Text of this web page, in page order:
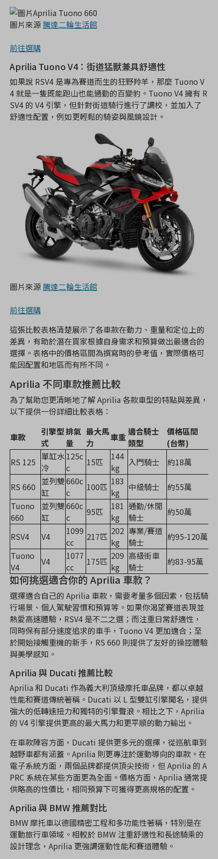
圖片來源 騰達二輪生活館
前往選購
Aprilia Tuono V4：街道猛獸兼具舒適性
如果說 RSV4 是專為賽道而生的狂野羚羊，那麼 Tuono V
4 就是一隻既能跑山也能通勤的百變豹。Tuono V4 擁有 R
SV4 的 V4 引擎，但針對街道騎行進行了調校，並加入了
舒適性配置，例如更輕鬆的騎姿與風鏡設計。
圖片來源 騰達二輪生活館
前往選購
這張比較表格清楚展示了各車款在動力、重量和定位上的
差異，有助於潛在買家根據自身需求和預算做出最適合的
選擇。表格中的價格區間為撰寫時的參考值，實際價格可
能因配置和地區而有所不同。
Aprilia 不同車款推薦比較
為了幫助您更清晰地了解 Aprilia 各款車型的特點與差異，
以下提供一份詳細比較表格：
車款
引擎型
式
排氣
量
最大馬
力
車重適合騎士
類型
價格區間
(台幣)
RS 125 單缸水
冷
125c
c
15匹
144
kg
入門騎士 約18萬
RS 660 並列雙
缸
660c
c
100匹 183
kg
中級騎士
約55萬
Tuono
660
並列雙
缸
660c
c
95匹
181
kg
通勤/休閒
騎士
約50萬
RSV4 V4
1099
cc
217匹 202
kg
專業/賽道
騎士
約95-120萬
Tuono
V4
V4
1077
cc
175匹 209
kg
高級街車
騎士
約83-95萬
如何挑選適合你的 Aprilia 車款？
選擇適合自己的 Aprilia 車款，需要考量多個因素，包括騎
行場景、個人駕駛習慣和預算等。如果你渴望賽道表現並
熱愛高速體驗，RSV4 是不二之選；而注重日常舒適性，
同時保有部分速度追求的車手，Tuono V4 更加適合；至
於開始接觸重機的新手，RS 660 則提供了友好的操控體驗
與美學感知。
Aprilia 與 Ducati 推薦比較
Aprilia 和 Ducati 作為義大利頂級摩托車品牌，都以卓越
性能和賽道傳統著稱。Ducati 以 L 型雙缸引擎聞名，提供
強大的低轉速扭力和獨特的引擎聲浪。相比之下，Aprilia
的 V4 引擎提供更高的最大馬力和更平順的動力輸出。
在車款陣容方面，Ducati 提供更多元的選擇，從巡航車到
越野車都有涵蓋。Aprilia 則更專注於運動導向的車款。在
電子系統方面，兩個品牌都提供頂尖技術，但 Aprilia 的 A
PRC 系統在某些方面更為全面。價格方面，Aprilia 通常提
供略高的性價比，相同預算下可獲得更高規格的配置。
Aprilia 與 BMW 推薦對比
BMW 摩托車以德國精密工程和多功能性著稱，特別是在
運動旅行車領域。相較於 BMW 注重舒適性和長途騎乘的
設計理念，Aprilia 更強調運動性能和賽道體驗。